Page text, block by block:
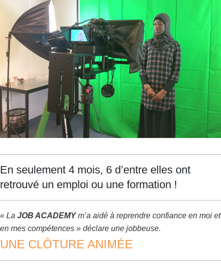
En seulement 4 mois, 6 d’entre elles ont
retrouvé un emploi ou une formation !
« La JOB ACADEMYm’a aidé à reprendre confiance en moi et
en mes compétences » déclare une jobbeuse.
UNE CLÔTURE ANIMÉE